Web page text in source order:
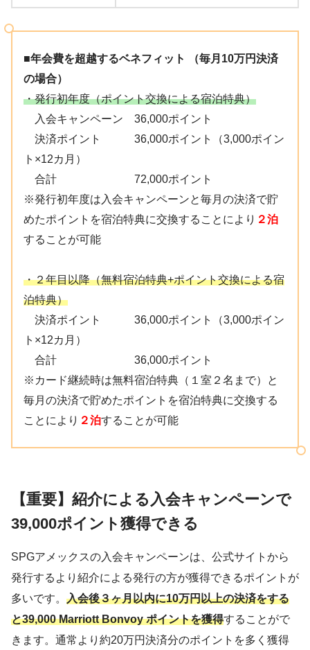
■年会費を超越するベネフィット （毎月10万円決済
の場合）
・発行初年度（ポイント交換による宿泊特典）
入会キャンペーン 36,000ポイント
決済ポイント 36,000ポイント（3,000ポイン
ト×12カ月）
合計 72,000ポイント
※発行初年度は入会キャンペーンと毎月の決済で貯
めたポイントを宿泊特典に交換することにより ２泊
することが可能
・２年目以降（無料宿泊特典+ポイント交換による宿
泊特典）
決済ポイント 36,000ポイント（3,000ポイン
ト×12カ月）
合計 36,000ポイント
※カード継続時は無料宿泊特典（１室２名まで）と
毎月の決済で貯めたポイントを宿泊特典に交換する
ことにより ２泊することが可能
【重要】紹介による入会キャンペーンで
39,000ポイント獲得できる
SPGアメックスの入会キャンペーンは、公式サイトから
発行するより紹介による発行の方が獲得できるポイントが
多いです。 入会後３ヶ月以内に10万円以上の決済をする
と39,000 Marriott Bonvoy ポイントを獲得することがで
きます。通常より約20万円決済分のポイントを多く獲得